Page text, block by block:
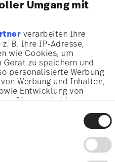
Umgang mit
verarbeiten Ihre
B. Ihre IP-Adresse,
wie Cookies, um
zu speichern und
personalisierte Werbung
Werbung und Inhalten,
Entwicklung von
Sie entscheiden
jederzeit über die
Klicken auf das
oder widerrufen
15253
cm
cm
ET DE